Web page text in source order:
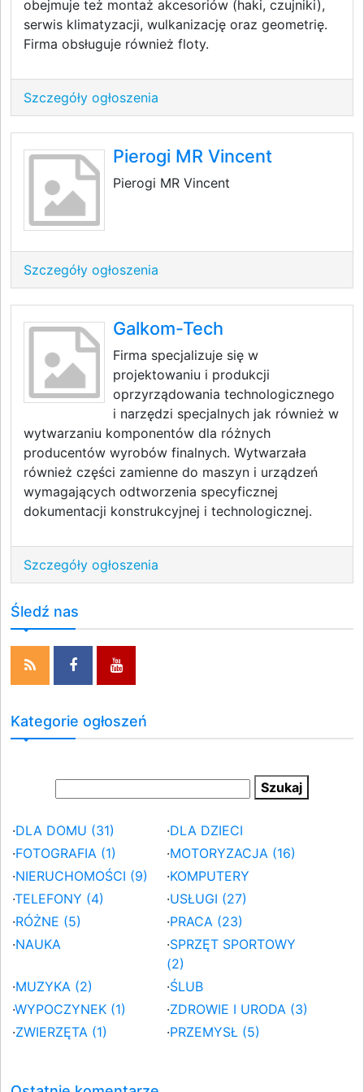
obejmuje też montaż akcesoriów (haki, czujniki),
serwis klimatyzacji, wulkanizację oraz geometrię.
Firma obsługuje również floty.
Szczegóły ogłoszenia
Pierogi MR Vincent
Pierogi MR Vincent
Szczegóły ogłoszenia
Galkom-Tech
Firma specjalizuje się w
projektowaniu i produkcji
oprzyrządowania technologicznego
i narzędzi specjalnych jak również w
wytwarzaniu komponentów dla różnych
producentów wyrobów finalnych. Wytwarzała
również części zamienne do maszyn i urządzeń
wymagających odtworzenia specyficznej
dokumentacji konstrukcyjnej i technologicznej.
Szczegóły ogłoszenia
Śledź nas
Kategorie ogłoszeń
·DLA DOMU (31) ·DLA DZIECI
·FOTOGRAFIA (1) ·MOTORYZACJA (16)
·NIERUCHOMOŚCI (9) ·KOMPUTERY
·TELEFONY (4) ·USŁUGI (27)
·RÓŻNE (5) ·PRACA (23)
·NAUKA ·SPRZĘT SPORTOWY
(2)
·MUZYKA (2) ·ŚLUB
·WYPOCZYNEK (1) ·ZDROWIE I URODA (3)
·ZWIERZĘTA (1) ·PRZEMYSŁ (5)